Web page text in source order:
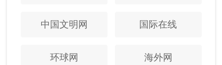
中国文明网 国际在线
环球网 海外网